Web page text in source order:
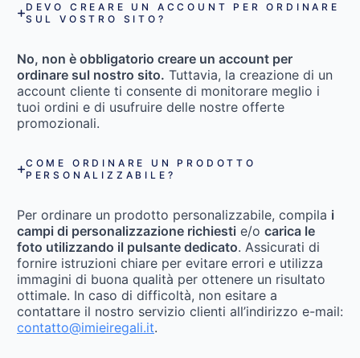
DEVO CREARE UN ACCOUNT PER ORDINARE
SUL VOSTRO SITO?
No, non è obbligatorio creare un account per
ordinare sul nostro sito. Tuttavia, la creazione di un
account cliente ti consente di monitorare meglio i
tuoi ordini e di usufruire delle nostre offerte
promozionali.
COME ORDINARE UN PRODOTTO
PERSONALIZZABILE?
Per ordinare un prodotto personalizzabile, compila i
campi di personalizzazione richiesti e/o carica le
foto utilizzando il pulsante dedicato. Assicurati di
fornire istruzioni chiare per evitare errori e utilizza
immagini di buona qualità per ottenere un risultato
ottimale. In caso di difficoltà, non esitare a
contattare il nostro servizio clienti all’indirizzo e-mail:
contatto@imieiregali.it.